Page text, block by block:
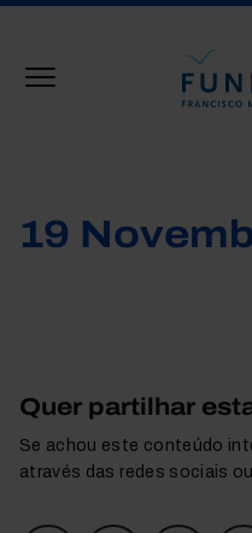
19
Quer partilhar
Se achou este conteúdo
através das redes sociais